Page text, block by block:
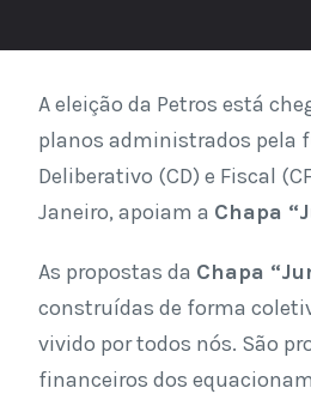
A eleição da Petros está
planos administrados pela
Deliberativo (CD) e Fiscal
Janeiro, apoiam a Chapa “
As propostas da Chapa “
construídas de forma
vivido por todos nós. São
financeiros dos